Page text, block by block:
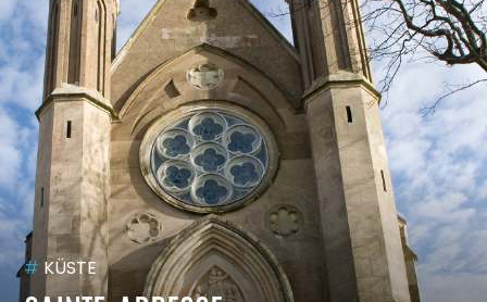
# KÜSTE